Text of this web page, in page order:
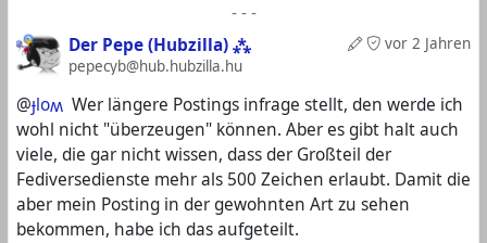
- - -
vor 2 Jahren
Der Pepe (Hubzilla) ⁂
pepecyb@hub.hubzilla.hu
@ɟloʍ Wer längere Postings infrage stellt, den werde ich
wohl nicht "überzeugen" können. Aber es gibt halt auch
viele, die gar nicht wissen, dass der Großteil der
Fediversedienste mehr als 500 Zeichen erlaubt. Damit die
aber mein Posting in der gewohnten Art zu sehen
bekommen, habe ich das aufgeteilt.